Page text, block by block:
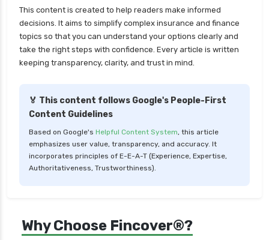
This content is created to help readers make informed
decisions. It aims to simplify complex insurance and finance
topics so that you can understand your options clearly and
take the right steps with confidence. Every article is written
keeping transparency, clarity, and trust in mind.
🏅 This content follows Google's People-First
Content Guidelines
Based on Google's Helpful Content System, this article
emphasizes user value, transparency, and accuracy. It
incorporates principles of E-E-A-T (Experience, Expertise,
Authoritativeness, Trustworthiness).
Why Choose Fincover®?